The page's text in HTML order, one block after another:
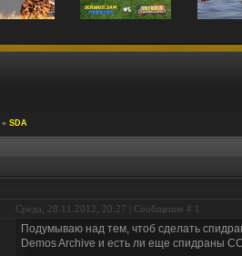
» SDA
Среда, 28.11.2012, 20:27 | Сообщение # 1
Подумываю над тем, чтоб сделать
Demos Archive и есть ли еще спидраны